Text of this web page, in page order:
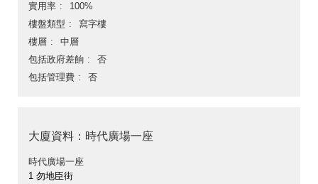
實用率
100%
樓盤類型
寫字樓
樓層
中層
包括政府差餉
否
包括管理費
否
大廈資料：時代廣場一座
時代廣場一座
1 勿地臣街